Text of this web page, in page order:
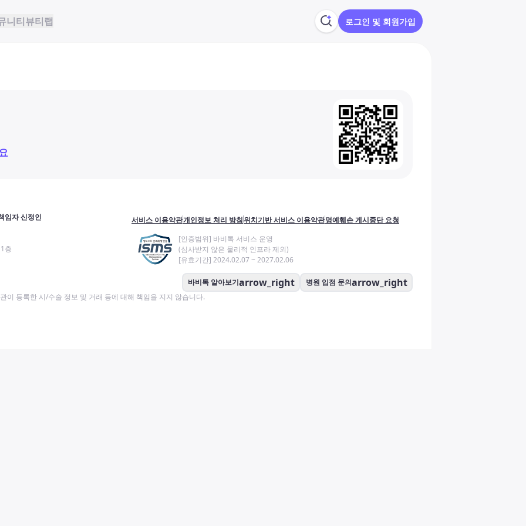
니티뷰티랩 로그인 및 회원가입
임자 신정인
층
서비스 이용약관개인정보 처리 방침위치기반 서비스 이용약관명예훼손 게시중단 요청
[인증범위] 바비톡 서비스 운영
(심사받지 않은 물리적 인프라 제외)
[유효기간] 2024.02.07 ~ 2027.02.06
바비톡 알아보기arrow_right 병원 입점 문의arrow_right
이 등록한 시/수술 정보 및 거래 등에 대해 책임을 지지 않습니다.